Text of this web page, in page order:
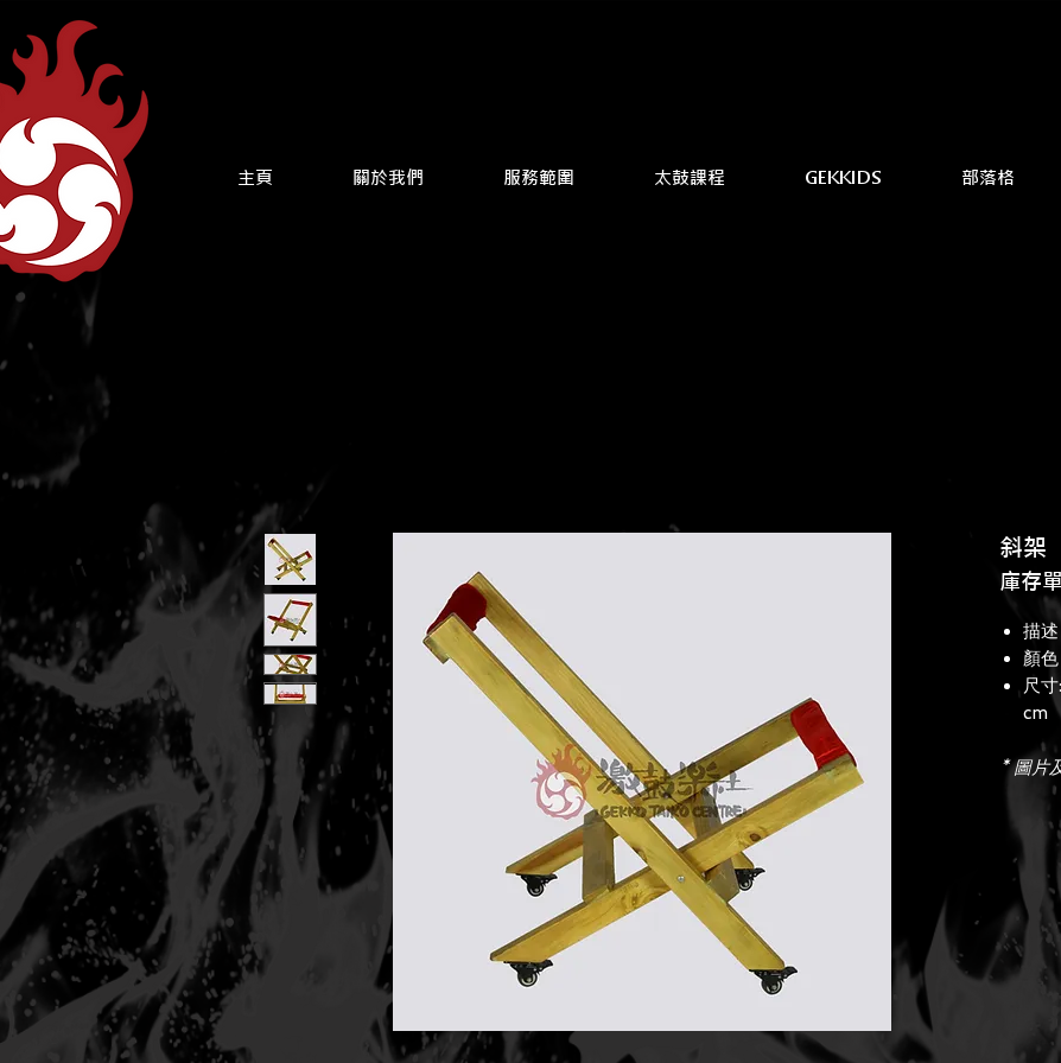
主頁 關於我們 服務範圍 太鼓課程 GEKKIDS 部落格
斜架
庫存
描
顏
尺
cm
* 圖片